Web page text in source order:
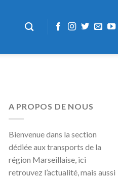
A PROPOS DE NOUS
Bienvenue dans la section
dédiée aux transports de la
région Marseillaise, ici
retrouvez l’actualité, mais aussi